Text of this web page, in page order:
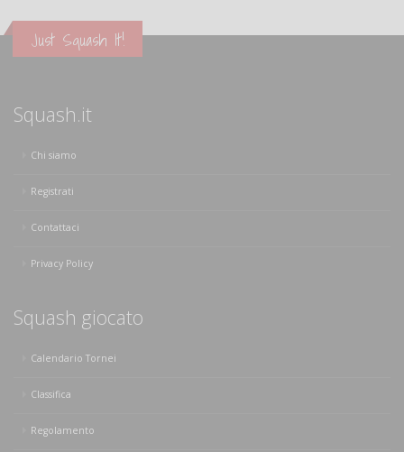
Just Squash It!
Squash.it
Chi siamo
Registrati
Contattaci
Privacy Policy
Squash giocato
Calendario Tornei
Classifica
Regolamento